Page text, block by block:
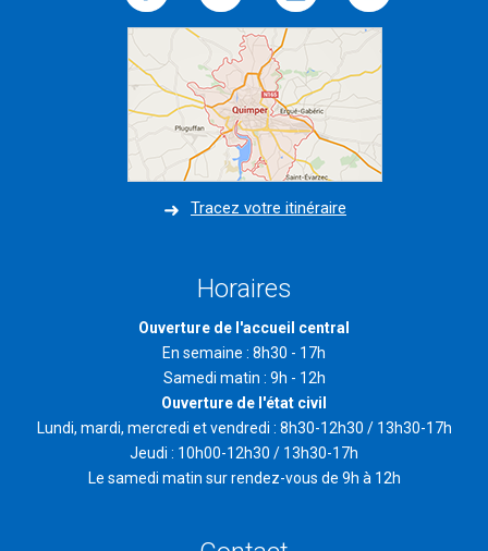
Tracez votre itinéraire
Horaires
Ouverture de l'accueil central
En semaine : 8h30 - 17h
Samedi matin : 9h - 12h
Ouverture de l'état civil
Lundi, mardi, mercredi et vendredi : 8h30-12h30 / 13h30-17h
Jeudi : 10h00-12h30 / 13h30-17h
Le samedi matin sur rendez-vous de 9h à 12h